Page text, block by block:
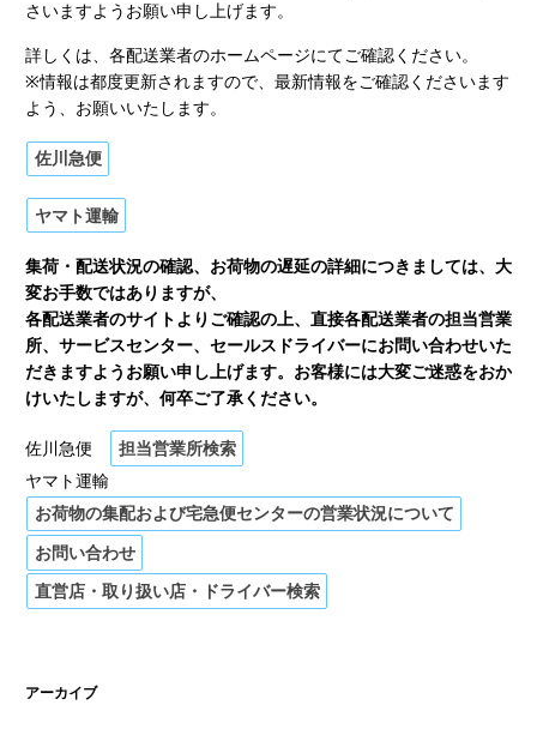
さいますようお願い申し上げます。
詳しくは、各配送業者のホームページにてご確認ください。
※情報は都度更新されますので、最新情報をご確認くださいます
よう、お願いいたします。
佐川急便
ヤマト運輸
集荷・配送状況の確認、お荷物の遅延の詳細につきましては、大
変お手数ではありますが、
各配送業者のサイトよりご確認の上、直接各配送業者の担当営業
所、サービスセンター、セールスドライバーにお問い合わせいた
だきますようお願い申し上げます。お客様には大変ご迷惑をおか
けいたしますが、何卒ご了承ください。
佐川急便
担当営業所検索
ヤマト運輸
お荷物の集配および宅急便センターの営業状況について
お問い合わせ
直営店・取り扱い店・ドライバー検索
アーカイブ